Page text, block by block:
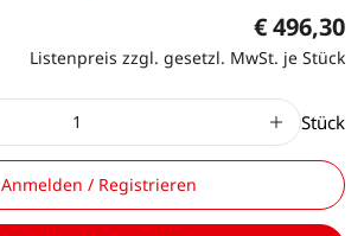
€ 496,30
Listenpreis zzgl. gesetzl. MwSt. je Stück
Stück
Anmelden / Registrieren